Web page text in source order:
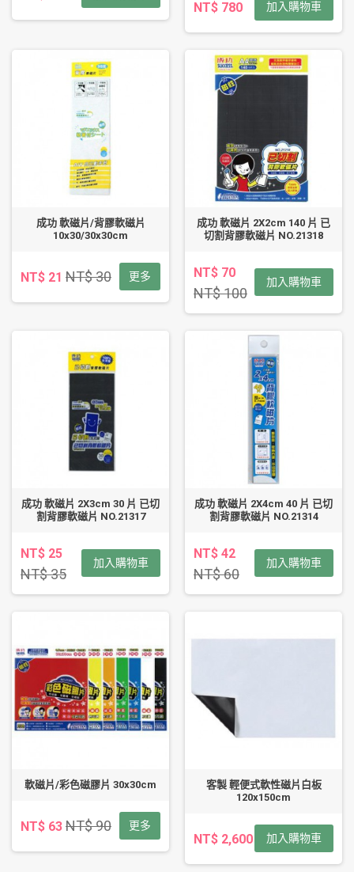
NT$ 780 加入購物車
成功 軟磁片/背膠軟磁片
10x30/30x30cm
NT$ 21 NT$ 30 更多
成功 軟磁片 2X2cm 140 片 已
切割背膠軟磁片 NO.21318
NT$ 70
NT$ 100
加入購物車
成功 軟磁片 2X3cm 30 片 已切
割背膠軟磁片 NO.21317
NT$ 25
NT$ 35
加入購物車
成功 軟磁片 2X4cm 40 片 已切
割背膠軟磁片 NO.21314
NT$ 42
NT$ 60
加入購物車
軟磁片/彩色磁膠片 30x30cm
NT$ 63 NT$ 90 更多
客製 輕便式軟性磁片白板
120x150cm
NT$ 2,600 加入購物車